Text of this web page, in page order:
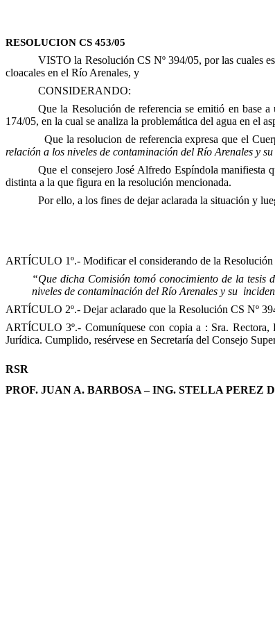
RESOLUCION CS 453/05
VISTO la Resolución CS Nº 394/05, por las cuales
cloacales en el Río Arenales, y
CONSIDERANDO:
Que la Resolución de referencia se emitió en base
174/05, en la cual se analiza la problemática del agua en el
Que la resolucion de referencia expresa que el
relación a los niveles de contaminación del Río Arenales y
Que el consejero José Alfredo Espíndola manifiesta
distinta a la que figura en la resolución mencionada.
Por ello, a los fines de dejar aclarada la situación y
ARTÍCULO 1º.- Modificar el considerando de la
“Que dicha Comisión tomó conocimiento de la tesis
niveles de contaminación del Río Arenales y su
ARTÍCULO 2º.- Dejar aclarado que la Resolución CS Nº
ARTÍCULO 3º.- Comuníquese con copia a : Sra. Rectora,
Jurídica. Cumplido, resérvese en Secretaría del Consejo
RSR
PROF. JUAN A. BARBOSA – ING. STELLA PEREZ